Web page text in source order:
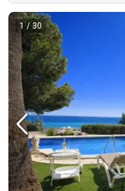
1 / 30